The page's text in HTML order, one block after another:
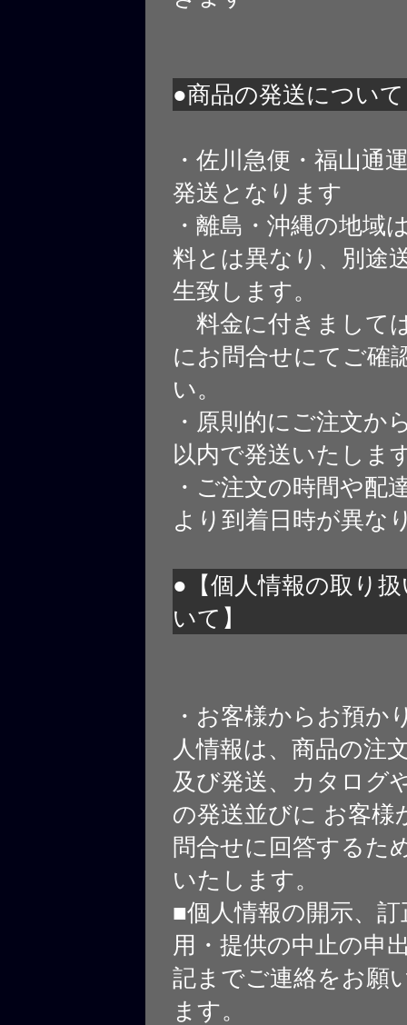
●商品の発送について
・佐川急便・福山通
発送となります
・離島・沖縄の地域
料とは異なり、別途
生致します。
料金に付きまして
にお問合せにてご確
い。
・原則的にご注文か
以内で発送いたしま
・ご注文の時間や配
より到着日時が異な
●【個人情報の取り
いて】
・お客様からお預か
人情報は、商品の注
及び発送、カタログ
の発送並びに お客様
問合せに回答するた
いたします。
■個人情報の開示、
用・提供の中止の申
記までご連絡をお願
ます。